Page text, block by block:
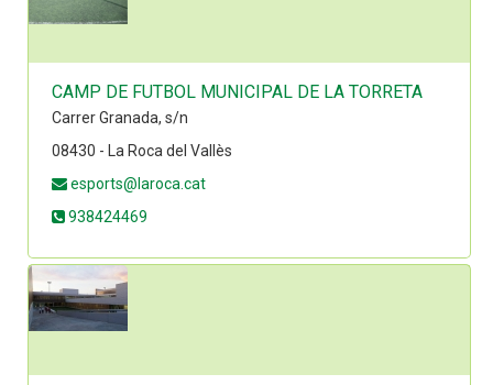
CAMP DE FUTBOL MUNICIPAL DE LA TORRETA
Carrer Granada, s/n
08430 - La Roca del Vallès
esports@laroca.cat
938424469